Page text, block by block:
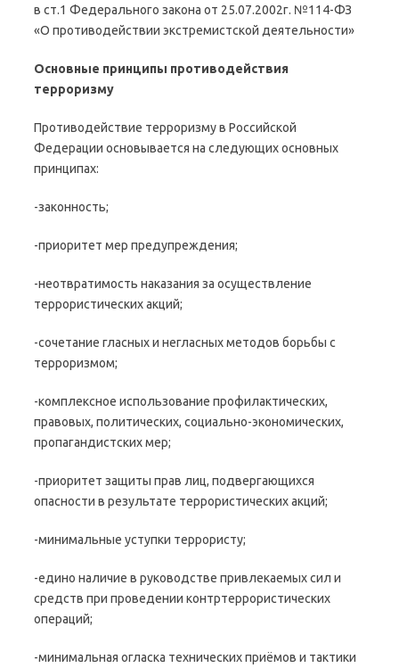
в ст.1 Федерального закона от 25.07.2002г. №114-ФЗ
«О противодействии экстремистской деятельности»
Основные принципы противодействия
терроризму
Противодействие терроризму в Российской
Федерации основывается на следующих основных
принципах:
-законность;
-приоритет мер предупреждения;
-неотвратимость наказания за осуществление
террористических акций;
-сочетание гласных и негласных методов борьбы с
терроризмом;
-комплексное использование профилактических,
правовых, политических, социально-экономических,
пропагандистских мер;
-приоритет защиты прав лиц, подвергающихся
опасности в результате террористических акций;
-минимальные уступки террористу;
-едино наличие в руководстве привлекаемых сил и
средств при проведении контртеррористических
операций;
-минимальная огласка технических приёмов и тактики